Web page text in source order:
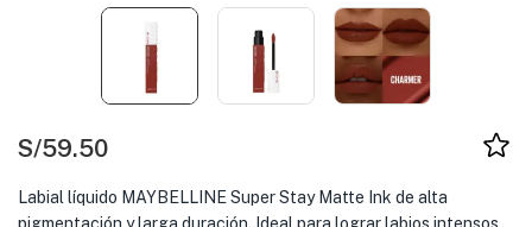
S/59.50
Labial líquido MAYBELLINE Super Stay Matte Ink de alta